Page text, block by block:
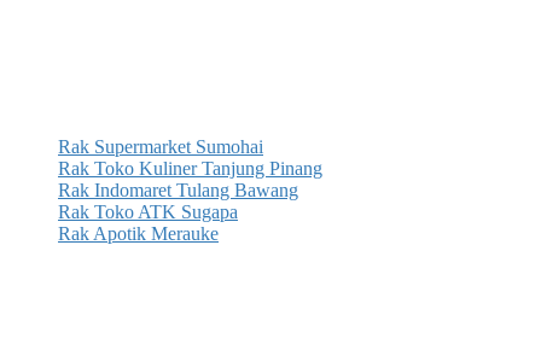
Rak Supermarket Sumohai
Rak Toko Kuliner Tanjung Pinang
Rak Indomaret Tulang Bawang
Rak Toko ATK Sugapa
Rak Apotik Merauke